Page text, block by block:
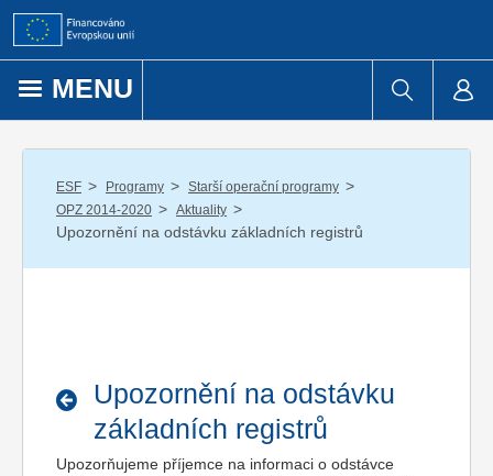
Přejít k obsahu
MENU
ESF / Programy / Starší operační programy /
OPZ 2014-2020 / Aktuality /
Upozornění na odstávku základních registrů
Upozornění na odstávku
základních registrů
Upozorňujeme příjemce na informaci o odstávce